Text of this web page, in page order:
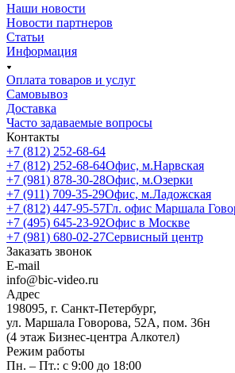
Наши новости
Новости партнеров
Статьи
Информация
Оплата товаров и услуг
Самовывоз
Доставка
Часто задаваемые вопросы
Контакты
+7 (812) 252-68-64
+7 (812) 252-68-64Офис, м.Нарвская
+7 (981) 878-30-28Офис, м.Озерки
+7 (911) 709-35-29Офис, м.Ладожская
+7 (812) 447-95-57Гл. офис Маршала
+7 (495) 645-23-92Офис в Москве
+7 (981) 680-02-27Сервисный центр
Заказать звонок
E-mail
info@bic-video.ru
Адрес
198095, г. Санкт-Петербург,
ул. Маршала Говорова, 52А, пом. 36н
(4 этаж Бизнес-центра Алкотел)
Режим работы
Пн. – Пт.: с 9:00 до 18:00